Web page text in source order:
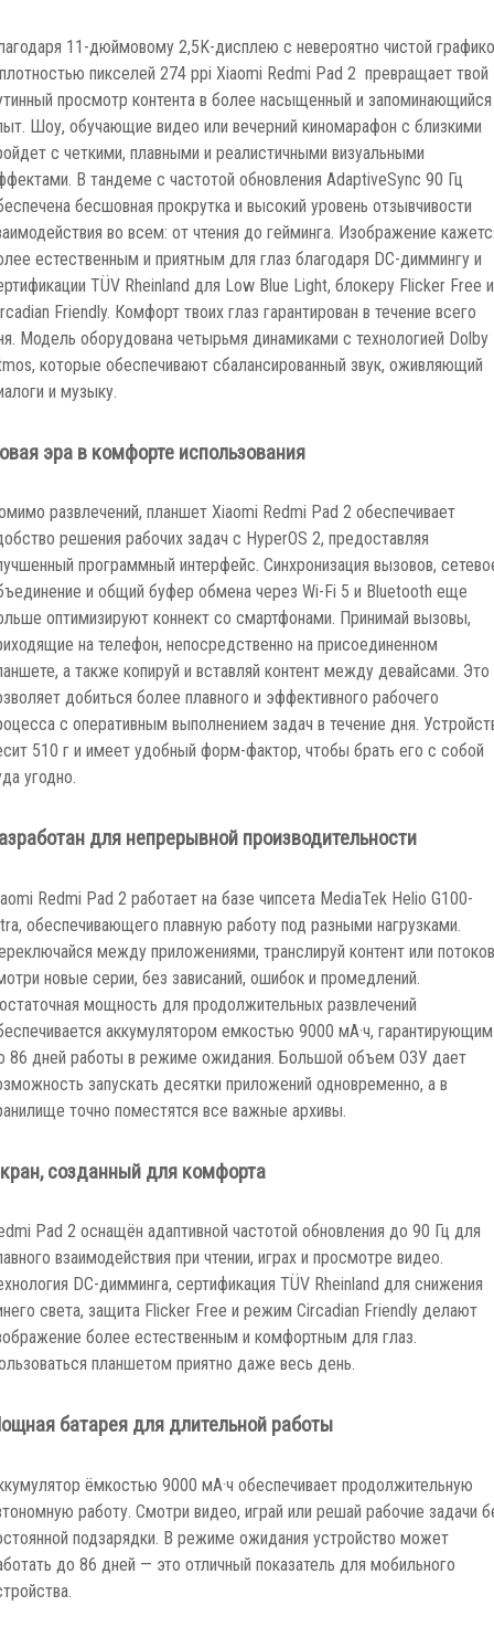
11-дюймовому 2,5K-дисплею с невероятно чистой
пикселей 274 ppi Xiaomi Redmi Pad 2 превращает твой
просмотр контента в более насыщенный и запоминающийся
Шоу, обучающие видео или вечерний киномарафон с близкими
с четкими, плавными и реалистичными визуальными
В тандеме с частотой обновления AdaptiveSync 90 Гц
бесшовная прокрутка и высокий уровень отзывчивости
во всем: от чтения до гейминга. Изображение
естественным и приятным для глаз благодаря DC-диммингу и
TÜV Rheinland для Low Blue Light, блокеру Flicker Free и
Friendly. Комфорт твоих глаз гарантирован в течение всего
Модель оборудована четырьмя динамиками с технологией Dolby
которые обеспечивают сбалансированный звук, оживляющий
и музыку.
эра в комфорте использования
развлечений, планшет Xiaomi Redmi Pad 2 обеспечивает
решения рабочих задач с HyperOS 2, предоставляя
программный интерфейс. Синхронизация вызовов,
и общий буфер обмена через Wi-Fi 5 и Bluetooth еще
оптимизируют коннект со смартфонами. Принимай вызовы,
на телефон, непосредственно на присоединенном
а также копируй и вставляй контент между девайсами. Это
добиться более плавного и эффективного рабочего
с оперативным выполнением задач в течение дня.
510 г и имеет удобный форм-фактор, чтобы брать его с собой
угодно.
для непрерывной производительности
Redmi Pad 2 работает на базе чипсета MediaTek Helio G100-
обеспечивающего плавную работу под разными нагрузками.
между приложениями, транслируй контент или
новые серии, без зависаний, ошибок и промедлений.
мощность для продолжительных развлечений
аккумулятором емкостью 9000 мА·ч, гарантирующим
86 дней работы в режиме ожидания. Большой объем ОЗУ дает
запускать десятки приложений одновременно, а в
точно поместятся все важные архивы.
созданный для комфорта
Pad 2 оснащён адаптивной частотой обновления до 90 Гц для
взаимодействия при чтении, играх и просмотре видео.
DC-димминга, сертификация TÜV Rheinland для снижения
света, защита Flicker Free и режим Circadian Friendly делают
более естественным и комфортным для глаз.
планшетом приятно даже весь день.
батарея для длительной работы
ёмкостью 9000 мА·ч обеспечивает продолжительную
работу. Смотри видео, играй или решай рабочие задачи
подзарядки. В режиме ожидания устройство может
до 86 дней — это отличный показатель для мобильного